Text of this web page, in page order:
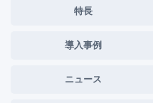
特長
導入事例
ニュース